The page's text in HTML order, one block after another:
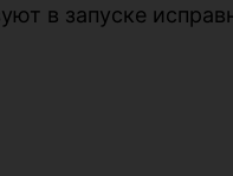
в запуске